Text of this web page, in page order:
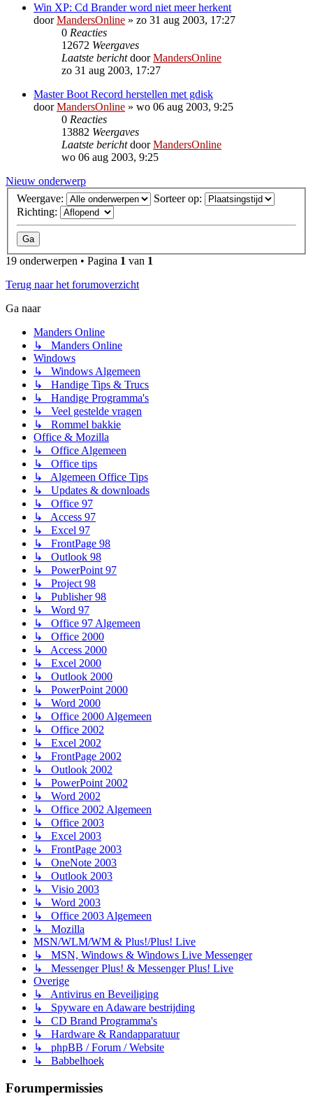
Win XP: Cd Brander word niet meer herkent
doorMandersOnline » zo 31 aug 2003, 17:27
0 Reacties
12672 Weergaves
Laatste berichtdoorMandersOnline
zo 31 aug 2003, 17:27
Master Boot Record herstellen met gdisk
doorMandersOnline » wo 06 aug 2003, 9:25
0 Reacties
13882 Weergaves
Laatste berichtdoorMandersOnline
wo 06 aug 2003, 9:25
Nieuw onderwerp
Weergave:
Sorteer op:
Richting:
19 onderwerpen • Pagina 1 van 1
Terug naar het forumoverzicht
Ga naar
Manders Online
↳ Manders Online
Windows
↳ Windows Algemeen
↳ Handige Tips & Trucs
↳ Handige Programma's
↳ Veel gestelde vragen
↳ Rommel bakkie
Office & Mozilla
↳ Office Algemeen
↳ Office tips
↳ Algemeen Office Tips
↳ Updates & downloads
↳ Office 97
↳ Access 97
↳ Excel 97
↳ FrontPage 98
↳ Outlook 98
↳ PowerPoint 97
↳ Project 98
↳ Publisher 98
↳ Word 97
↳ Office 97 Algemeen
↳ Office 2000
↳ Access 2000
↳ Excel 2000
↳ Outlook 2000
↳ PowerPoint 2000
↳ Word 2000
↳ Office 2000 Algemeen
↳ Office 2002
↳ Excel 2002
↳ FrontPage 2002
↳ Outlook 2002
↳ PowerPoint 2002
↳ Word 2002
↳ Office 2002 Algemeen
↳ Office 2003
↳ Excel 2003
↳ FrontPage 2003
↳ OneNote 2003
↳ Outlook 2003
↳ Visio 2003
↳ Word 2003
↳ Office 2003 Algemeen
↳ Mozilla
MSN/WLM/WM & Plus!/Plus! Live
↳ MSN, Windows & Windows Live Messenger
↳ Messenger Plus! & Messenger Plus! Live
Overige
↳ Antivirus en Beveiliging
↳ Spyware en Adaware bestrijding
↳ CD Brand Programma's
↳ Hardware & Randapparatuur
↳ phpBB / Forum / Website
↳ Babbelhoek
Forumpermissies